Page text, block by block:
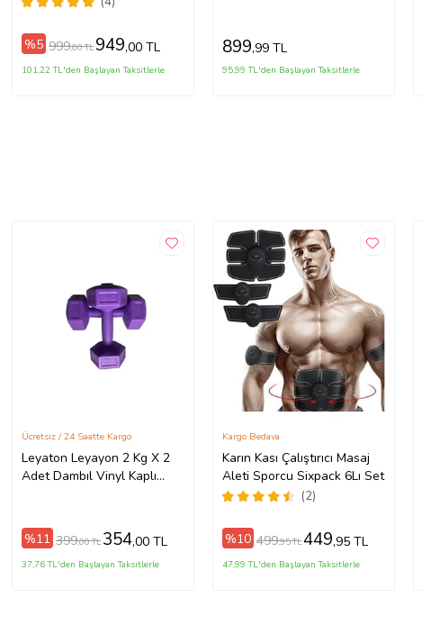
%5 999,00 TL 949,00 TL
101,22 TL'den Başlayan Taksitlerle
899,99 TL
95,99 TL'den Başlayan Taksitlerle
Leyaton Leyayon 2 Kg X 2
Adet Dambıl Vinyl Kaplı
Ücretsiz / 24 Saatte Kargo
%11 399,00 TL 354,00 TL
37,76 TL'den Başlayan Taksitlerle
Karın Kası Çalıştırıcı Masaj
Aleti Sporcu Sixpack 6Lı Set
(2)
Kargo Bedava
%10 499,95 TL449,95 TL
47,99 TL'den Başlayan Taksitlerle